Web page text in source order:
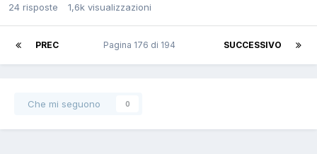
24 risposte 1,6k visualizzazioni
PREC SUCCESSIVO
Pagina 176 di 194
Che mi seguono 0